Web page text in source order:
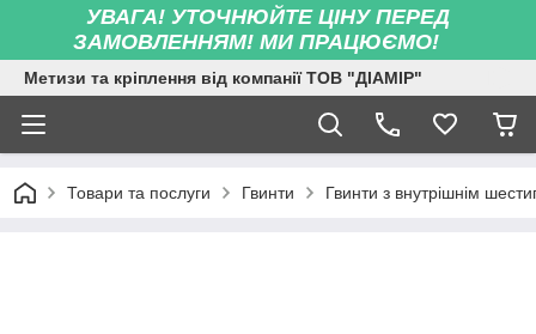
УВАГА! УТОЧНЮЙТЕ ЦІНУ ПЕРЕД
ЗАМОВЛЕННЯМ! МИ ПРАЦЮЄМО!
Метизи та кріплення від компанії ТОВ "ДІАМІР"
Товари та послуги Гвинти Гвинти з внутрішнім